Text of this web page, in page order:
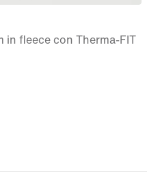
in fleece con Therma-FIT